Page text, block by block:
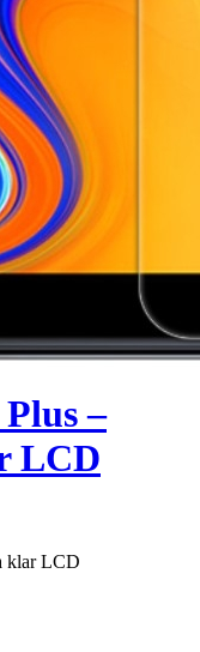
–
LCD
klar LCD